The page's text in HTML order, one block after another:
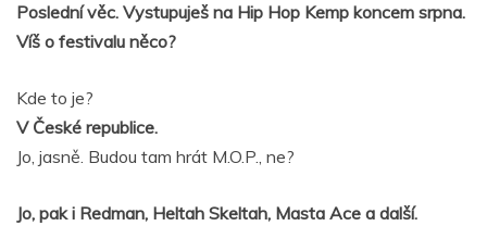
Poslední věc. Vystupuješ na Hip Hop Kemp koncem srpna.
Víš o festivalu něco?
Kde to je?
V České republice.
Jo, jasně. Budou tam hrát M.O.P., ne?
Jo, pak i Redman, Heltah Skeltah, Masta Ace a další.